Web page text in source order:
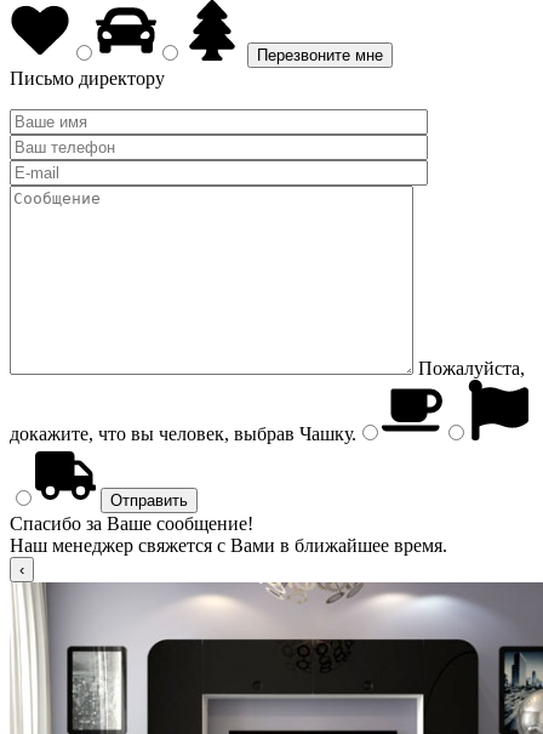
Письмо директору
Пожалуйста,
докажите, что вы человек, выбрав Чашку.
Спасибо за Ваше сообщение!
Наш менеджер свяжется с Вами в ближайшее время.